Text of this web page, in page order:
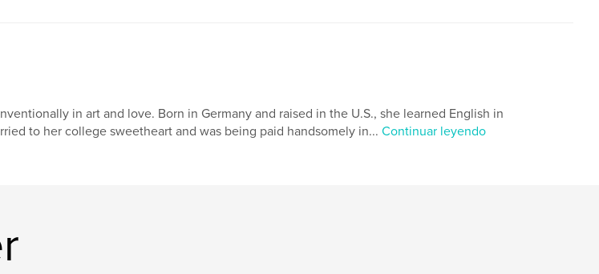
in art and love. Born in Germany and raised in the U.S., she learned English in
to her college sweetheart and was being paid handsomely in... Continuar leyendo